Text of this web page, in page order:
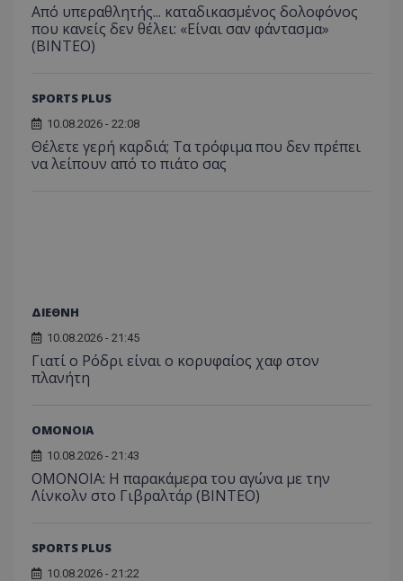
Από υπεραθλητής... καταδικασμένος δολοφόνος
που κανείς δεν θέλει: «Είναι σαν φάντασμα»
(BINTEO)
SPORTS PLUS
10.08.2026 - 22:08
Θέλετε γερή καρδιά; Τα τρόφιμα που δεν πρέπει
να λείπουν από το πιάτο σας
ΔΙΕΘΝΗ
10.08.2026 - 21:45
Γιατί ο Ρόδρι είναι ο κορυφαίος χαφ στον
πλανήτη
ΟΜΟΝΟΙΑ
10.08.2026 - 21:43
OMONOIA: Η παρακάμερα του αγώνα με την
Λίνκολν στο Γιβραλτάρ (BINTEO)
SPORTS PLUS
10.08.2026 - 21:22